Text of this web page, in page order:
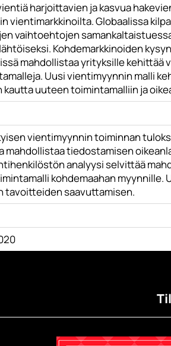
harjoittavien ja kasvua
vientimarkkinoilta. Globaalissa
vaihtoehtojen
Kohdemarkkinoiden
mahdollistaa yrityksille kehittää
Uusi vientimyynnin malli
uuteen toimintamalliin ja
vientimyynnin toiminnan
mahdollistaa tiedostamisen
analyysi selvittää
kohdemaahan
tavoitteiden saavuttamisen.